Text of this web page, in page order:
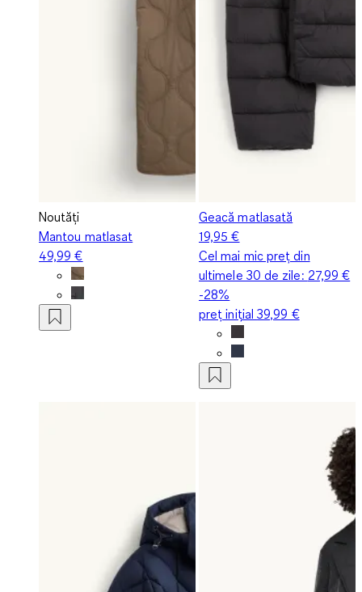
Noutăți
Mantou matlasat
49,99 €
Geacă matlasată
19,95 €
Cel mai mic preț din
ultimele 30 de zile: 27,99 €
-28%
preț inițial39,99 €